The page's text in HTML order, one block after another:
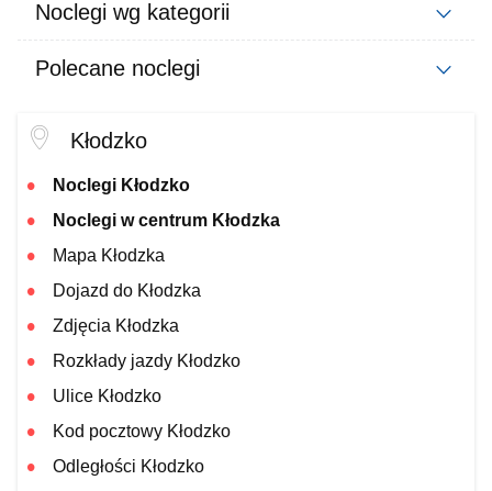
Noclegi wg kategorii
Polecane noclegi
Kłodzko
Noclegi Kłodzko
Noclegi w centrum Kłodzka
Mapa Kłodzka
Dojazd do Kłodzka
Zdjęcia Kłodzka
Rozkłady jazdy Kłodzko
Ulice Kłodzko
Kod pocztowy Kłodzko
Odległości Kłodzko